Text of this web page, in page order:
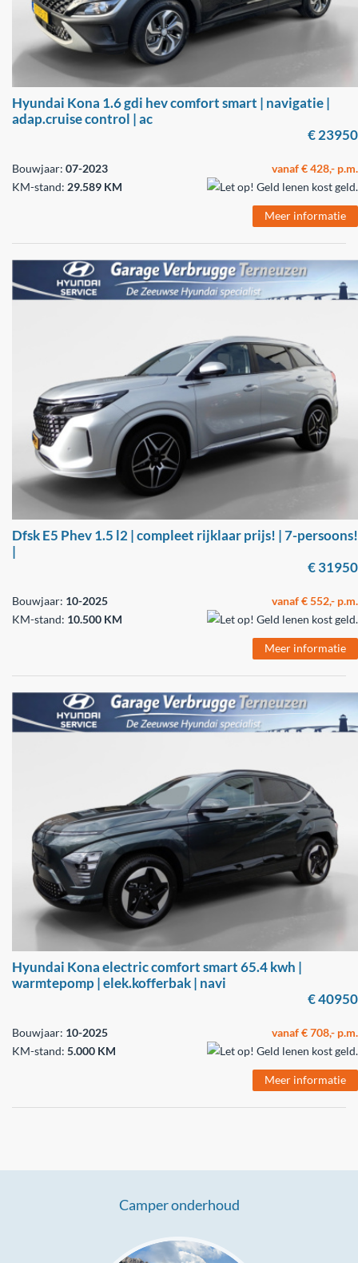
Hyundai Kona 1.6 gdi hev comfort smart | navigatie |
adap.cruise control | ac
€ 23950
Bouwjaar: 07-2023
KM-stand: 29.589 KM
vanaf € 428,- p.m.
Meer informatie
Dfsk E5 Phev 1.5 l2 | compleet rijklaar prijs! | 7-persoons!
|
€ 31950
Bouwjaar: 10-2025
KM-stand: 10.500 KM
vanaf € 552,- p.m.
Meer informatie
Hyundai Kona electric comfort smart 65.4 kwh |
warmtepomp | elek.kofferbak | navi
€ 40950
Bouwjaar: 10-2025
KM-stand: 5.000 KM
vanaf € 708,- p.m.
Meer informatie
Camper onderhoud